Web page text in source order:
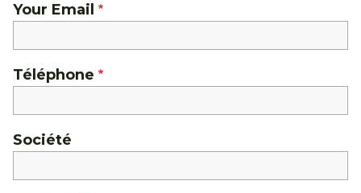
Your Email
Téléphone
Société